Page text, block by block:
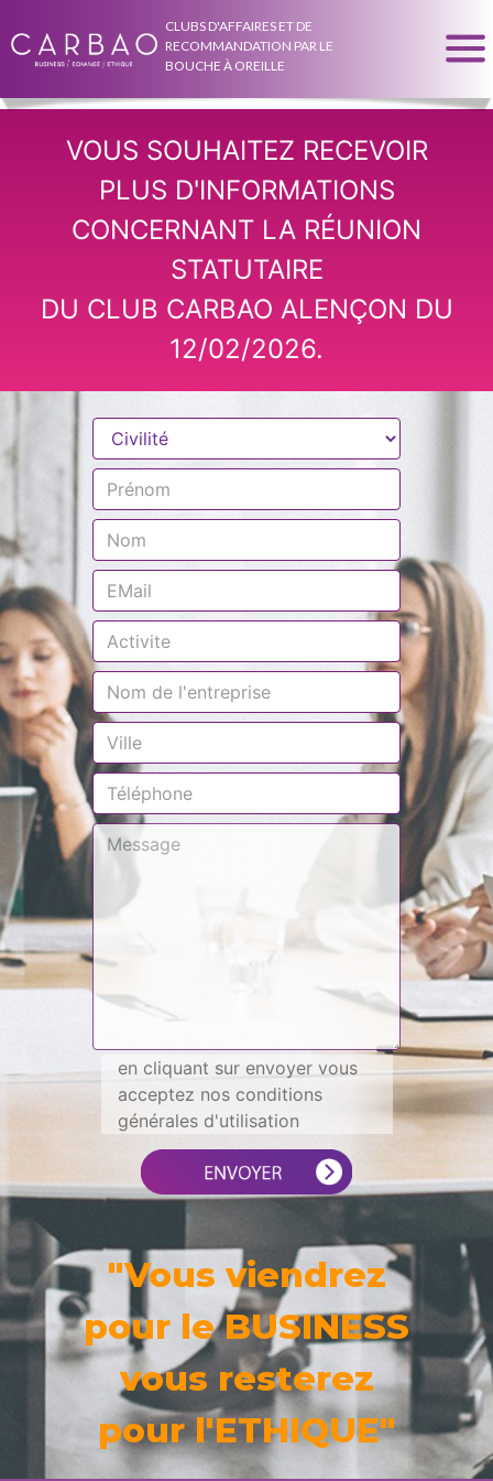
CLUBS D'AFFAIRES ET DE
RECOMMANDATION PAR LE
BOUCHE À OREILLE
VOUS SOUHAITEZ RECEVOIR
PLUS D'INFORMATIONS
CONCERNANT LA RÉUNION
STATUTAIRE
DU CLUB CARBAO ALENÇON DU
12/02/2026.
en cliquant sur envoyer vous
acceptez nos conditions
générales d'utilisation
"Vous viendrez
pour le BUSINESS
vous resterez
pour l'ETHIQUE"